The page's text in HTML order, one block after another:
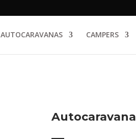
AUTOCARAVANAS CAMPERS